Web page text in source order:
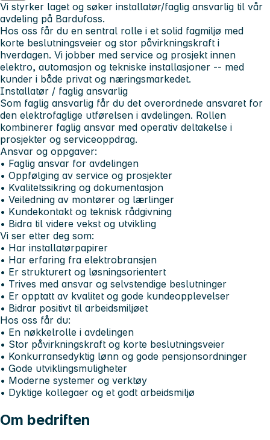
Vi styrker laget og søker installatør/faglig ansvarlig til vår
avdeling på Bardufoss.
Hos oss får du en sentral rolle i et solid fagmiljø med
korte beslutningsveier og stor påvirkningskraft i
hverdagen. Vi jobber med service og prosjekt innen
elektro, automasjon og tekniske installasjoner -- med
kunder i både privat og næringsmarkedet.
Installatør / faglig ansvarlig
Som faglig ansvarlig får du det overordnede ansvaret for
den elektrofaglige utførelsen i avdelingen. Rollen
kombinerer faglig ansvar med operativ deltakelse i
prosjekter og serviceoppdrag.
Ansvar og oppgaver:
• Faglig ansvar for avdelingen
• Oppfølging av service og prosjekter
• Kvalitetssikring og dokumentasjon
• Veiledning av montører og lærlinger
• Kundekontakt og teknisk rådgivning
• Bidra til videre vekst og utvikling
Vi ser etter deg som:
• Har installatørpapirer
• Har erfaring fra elektrobransjen
• Er strukturert og løsningsorientert
• Trives med ansvar og selvstendige beslutninger
• Er opptatt av kvalitet og gode kundeopplevelser
• Bidrar positivt til arbeidsmiljøet
Hos oss får du:
• En nøkkelrolle i avdelingen
• Stor påvirkningskraft og korte beslutningsveier
• Konkurransedyktig lønn og gode pensjonsordninger
• Gode utviklingsmuligheter
• Moderne systemer og verktøy
• Dyktige kollegaer og et godt arbeidsmiljø
Om bedriften